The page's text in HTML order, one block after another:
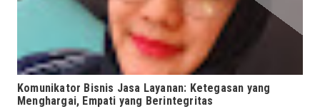
Komunikator Bisnis Jasa Layanan: Ketegasan yang
Menghargai, Empati yang Berintegritas